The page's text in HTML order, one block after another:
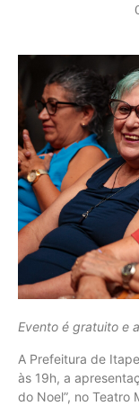
Evento é gratuito e
A Prefeitura de
às 19h, a
do Noel”, no Teatro